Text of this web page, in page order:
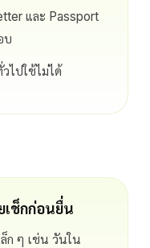
และ Passport
บ
ไปใช้ไม่ได้
เช็กก่อนยื่น
ล็ก ๆ เช่น วันใน